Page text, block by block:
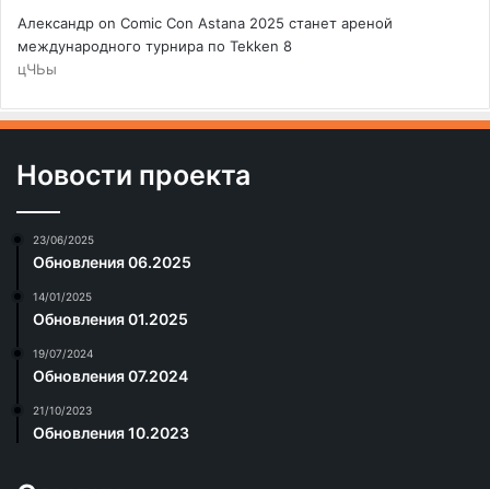
Александр on Comic Con Astana 2025 станет ареной
международного турнира по Tekken 8
цЧЬы
Новости проекта
23/06/2025
Обновления 06.2025
14/01/2025
Обновления 01.2025
19/07/2024
Обновления 07.2024
21/10/2023
Обновления 10.2023